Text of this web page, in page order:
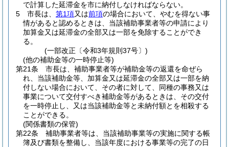
で計算した延滞金を市に納付しなければならない。
5
市長は、 第1項又は前項の場合において、やむを得ない事
情があると認めるときは、当該補助事業者等の申請により
加算金又は延滞金の全部又は一部を免除することができ
る。
(一部改正〔令和3年規則37号〕)
(他の補助金等の一時停止等)
第21条
市長は、補助事業者等が補助金等の返還を命ぜら
れ、当該補助金等、加算金又は延滞金の全部又は一部を納
付しない場合において、その者に対して、同種の事務又は
事業について交付すべき補助金等があるときは、その交付
を一時停止し、又は当該補助金等と未納付額とを相殺する
ことができる。
(関係書類の保管)
第22条
補助事業者等は、当該補助事業等の実施に関する帳
簿及び書類を整備し、当該年度における事業等の完了の日